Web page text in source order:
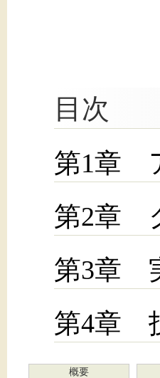
目次
第1章
第2章
第3章
第4章
概要